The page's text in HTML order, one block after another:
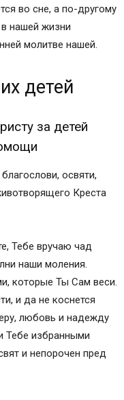
во сне, а по-другому
нашей жизни
молитве нашей.
детей
за детей
освяти,
Креста
Тебе вручаю чад
наши моления.
которые Ты Сам веси.
и да не коснется
любовь и надежду
Тебе избранными
и непорочен пред